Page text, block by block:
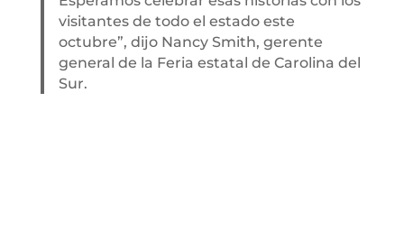
visitantes de todo el estado este
octubre”, dijo Nancy Smith, gerente
general de la Feria estatal de Carolina del
Sur.